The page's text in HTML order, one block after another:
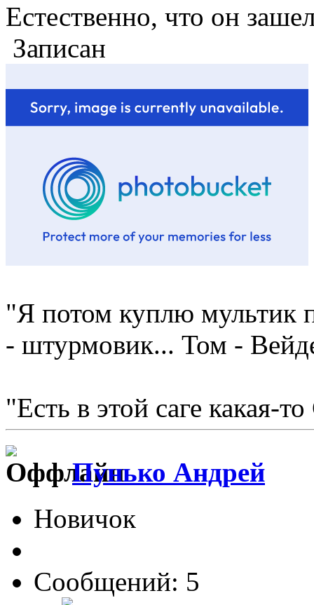
Естественно, что он
Записан
"Я потом куплю мультик
- штурмовик... Том -
"Есть в этой саге какая-
Пунько Андрей
Новичок
Сообщений: 5